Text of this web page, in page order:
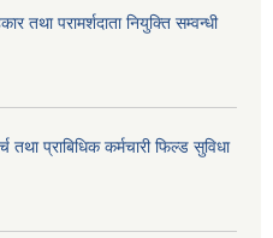
तथा परामर्शदाता नियुक्ति सम्वन्धी
तथा प्राबिधिक कर्मचारी फिल्ड सुविधा